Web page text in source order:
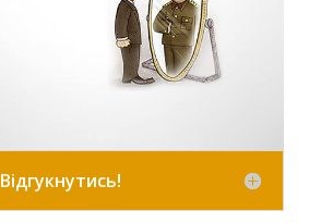
Відгукнутись!